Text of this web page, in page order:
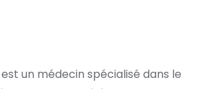
est un médecin spécialisé dans le